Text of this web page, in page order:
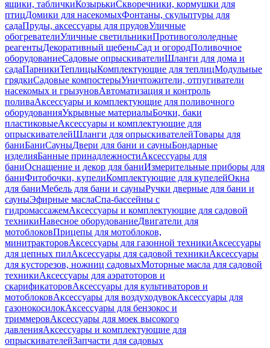
ящики, табличкиКозырькиСкворечники, кормушки для
птицДомики для насекомыхФонтаны, скульптуры для
садаПруды, аксессуары для прудовУличные
обогревателиУличные светильникиПротивогололедные
реагентыДекоративный щебеньСад и огородПоливочное
оборудованиеСадовые опрыскивателиШланги для дома и
садаПарникиТеплицыКомплектующие для теплицМодульные
грядкиСадовые компостерыУничтожители, отпугиватели
насекомых и грызуновАвтоматизация и контроль
поливаАксессуары и комплектующие для поливочного
оборудованияУкрывные материалыБочки, баки
пластиковыеАксессуары и комплектующие для
опрыскивателейШланги для опрыскивателейТовары для
баниБаниСауныДвери для бани и сауныБондарные
изделияБанные принадлежностиАксессуары для
баниОснащение и декор для баниИзмерительные приборы для
баниФитобочки, купелиКомплектующие для купелейОкна
для баниМебель для бани и сауныРучки дверные для бани и
сауныЭфирные маслаСпа-бассейны с
гидромассажемАксессуары и комплектующие для садовой
техникиНавесное оборудованиеДвигатели для
мотоблоковПрицепы для мотоблоков,
минитракторовАксессуары для газонной техникиАксессуары
для цепных пилАксессуары для садовой техникиАксессуары
для кусторезов, ножниц садовыхМоторные масла для садовой
техникиАксессуары для аэратоторов и
скарификаторовАксессуары для культиваторов и
мотоблоковАксессуары для воздуходувокАксессуары для
газонокосилокАксессуары для бензокос и
триммеровАксессуары для моек высокого
давленияАксессуары и комплектующие для
опрыскивателейЗапчасти для садовых